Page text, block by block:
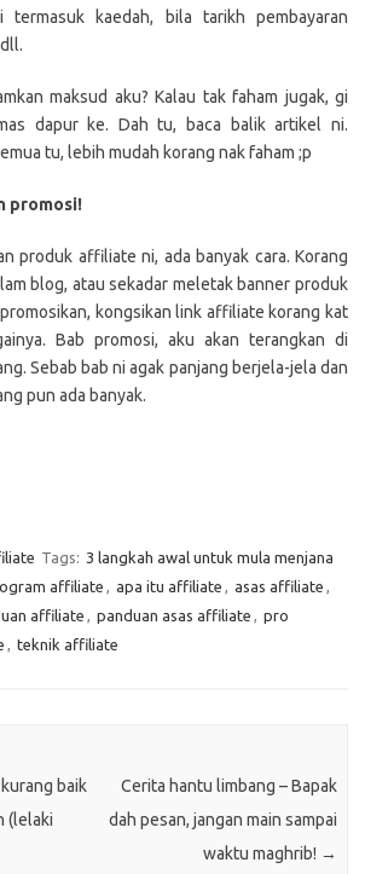
kaedah, bila tarikh pembayaran
maksud aku? Kalau tak faham jugak, gi
dapur ke. Dah tu, baca balik artikel ni.
tu, lebih mudah korang nak faham ;p
promosi!
produk affiliate ni, ada banyak cara. Korang
blog, atau sekadar meletak banner produk
kongsikan link affiliate korang kat
Bab promosi, aku akan terangkan di
Sebab bab ni agak panjang berjela-jela dan
pun ada banyak.
Tags: 3 langkah awal untuk mula menjana
affiliate , apa itu affiliate , asas affiliate ,
affiliate , panduan asas affiliate , pro
, teknik affiliate
baik
(lelaki
Cerita hantu limbang – Bapak
dah pesan, jangan main sampai
waktu maghrib! →